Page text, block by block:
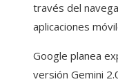
través del
aplicaciones
Google planea
versión Gemini